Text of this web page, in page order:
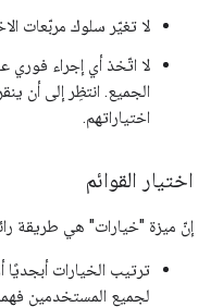
لا تغيّر سلوك مربّعات
لا اتّخذ أي إجراء
الجميع. انتظِر إلى أن
اختياراتهم.
اختيار القوائم
إنّ ميزة "خيارات" هي طريقة
ترتيب الخيارات
لجميع المستخدمين